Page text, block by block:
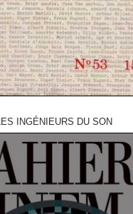
LES INGÉNIEURS DU SON